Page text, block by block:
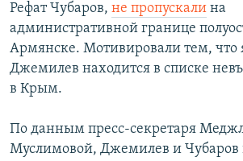
Рефат Чубаров, не пропускали на
административной границе
Армянске. Мотивировали тем, что
Джемилев находится в списке
в Крым.
По данным пресс-секретаря
Муслимовой, Джемилев и Чубаров